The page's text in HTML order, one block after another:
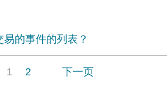
的事件的列表？
1 2 下一页